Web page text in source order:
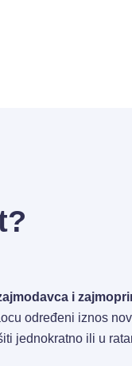
i
određeni iznos
jednokratno ili u